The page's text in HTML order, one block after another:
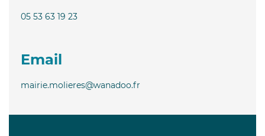
05 53 63 19 23
Email
mairie.molieres@wanadoo.fr